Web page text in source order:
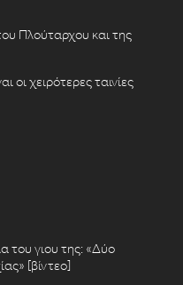
Πλούταρχου και της
οι χειρότερες ταινίες
του γιου της: «Δύο
[βίντεο]